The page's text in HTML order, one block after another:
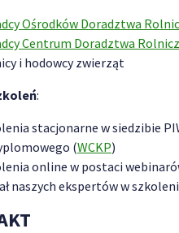
Ośrodków Doradztwa
Centrum Doradztwa
i hodowcy zwierząt
:
stacjonarne w siedzibie
(WCKP)
online w postaci
naszych ekspertów w